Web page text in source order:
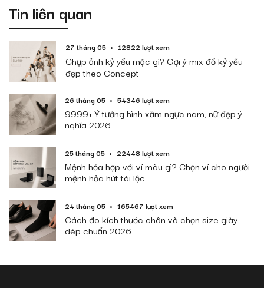
Tin liên quan
27 tháng 05 12822 lượt xem
Chụp ảnh kỷ yếu mặc gì? Gợi ý mix đồ kỷ yếu
đẹp theo Concept
26 tháng 05 54346 lượt xem
9999+ Ý tưởng hình xăm ngực nam, nữ đẹp ý
nghĩa 2026
25 tháng 05 22448 lượt xem
Mệnh hỏa hợp với ví màu gì? Chọn ví cho người
mệnh hỏa hút tài lộc
24 tháng 05 165467 lượt xem
Cách đo kích thước chân và chọn size giày
dép chuẩn 2026